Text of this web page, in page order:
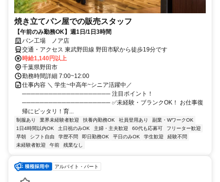
焼き立てパン屋での販売スタッフ
【午前のみ勤務OK】週1日/1日3時間
パン工場 ノア店
交通・アクセス 東武野田線 野田市駅から徒歩19分です
時給1,140円以上
千葉県野田市
勤務時間詳細 7:00~12:00
仕事内容 ＼ 学生~中高年~シニア活躍中／
──────────────────── 注目ポイント！
──────────────────── ✅未経験・ブランクOK！ お仕事復
帰にピッタリ！育...
制服あり 業界未経験者歓迎 扶養内勤務OK 社員登用あり
副業・WワークOK
1日4時間以内OK
土日祝のみOK 主婦・主夫歓迎 60代も応募可
フリーター歓迎
早朝
シフト自由 学歴不問 即日勤務OK 平日のみOK 学生歓迎
経験不問
未経験者歓迎
午前 残業なし
アルバイト・パート